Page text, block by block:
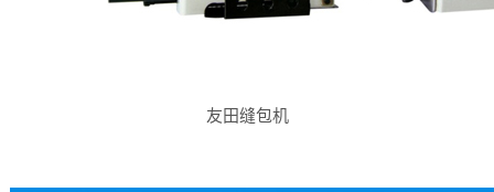
友田缝包机